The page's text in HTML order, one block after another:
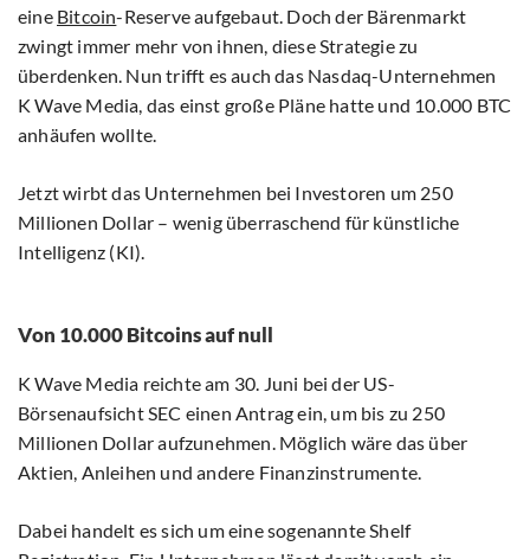
eine Bitcoin-Reserve aufgebaut. Doch der Bärenmarkt
zwingt immer mehr von ihnen, diese Strategie zu
überdenken. Nun trifft es auch das Nasdaq-Unternehmen
K Wave Media, das einst große Pläne hatte und 10.000 BTC
anhäufen wollte.
Jetzt wirbt das Unternehmen bei Investoren um 250
Millionen Dollar – wenig überraschend für künstliche
Intelligenz (KI).
Von 10.000 Bitcoins auf null
K Wave Media reichte am 30. Juni bei der US-
Börsenaufsicht SEC einen Antrag ein, um bis zu 250
Millionen Dollar aufzunehmen. Möglich wäre das über
Aktien, Anleihen und andere Finanzinstrumente.
Dabei handelt es sich um eine sogenannte Shelf